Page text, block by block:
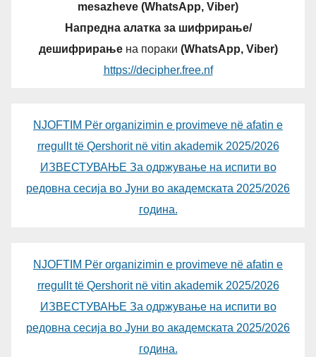
mesazheve (WhatsApp, Viber)
Напредна алатка за шифрирање/
дешифрирањена пораки (WhatsApp, Viber)
https://decipher.free.nf
NJOFTIM Për organizimin e provimeve në afatin e
rregullt të Qershorit në vitin akademik 2025/2026
ИЗВЕСТУВАЊЕ За одржување на испити во
редовна сесија во Јуни во академската 2025/2026
година.
NJOFTIM Për organizimin e provimeve në afatin e
rregullt të Qershorit në vitin akademik 2025/2026
ИЗВЕСТУВАЊЕ За одржување на испити во
редовна сесија во Јуни во академската 2025/2026
година.